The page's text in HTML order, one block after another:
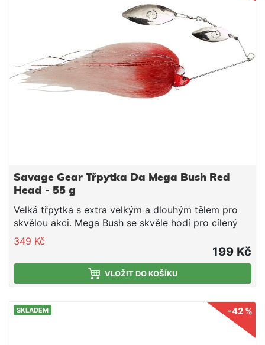
Savage Gear Třpytka Da Mega Bush Red
Head - 55 g
Velká třpytka s extra velkým a dlouhým tělem pro
skvělou akci. Mega Bush se skvěle hodí pro cílený
lov štik a candátů. Velký rám z nerezové oceli 8/0
Hlavní hák a houpací hák
349 Kč
199 Kč
VLOŽIT DO KOŠÍKU
-42 %
SKLADEM